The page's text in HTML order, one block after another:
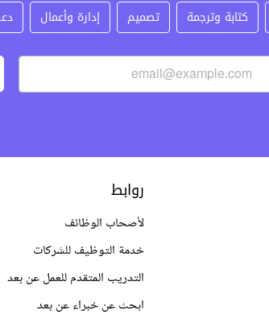
كتابة وترجمة تصميم إدارة وأعمال
روابط
لأصحاب الوظائف
خدمة التوظيف للشركات
التدريب المتقدم للعمل عن بعد
ابحث عن خبراء عن بعد